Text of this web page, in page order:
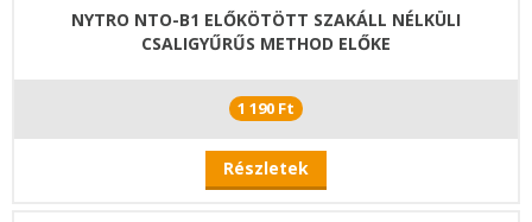
NYTRO NTO-B1 ELŐKÖTÖTT SZAKÁLL NÉLKÜLI
CSALIGYŰRŰS METHOD ELŐKE
1 190 Ft
Részletek